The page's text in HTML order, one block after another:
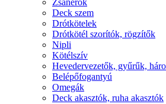
Deck szem
Drótkötelek
Drótkötél szorítók, rögzítők
Nipli
Kötélszív
Hevedervezetők, gyűrűk,
Belépőfogantyú
Omegák
Deck akasztók, ruha akasztók